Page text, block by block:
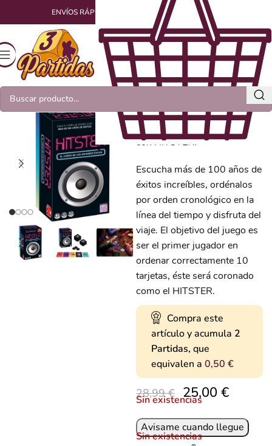
ENVÍOS RÁPIDOS Y EMPAQUETADOS CON AMOR
Hitster
¡Monta una fiesta al instante
con HITSTER!
Escucha más de 100 años de
éxitos increíbles, ordénalos
por orden cronológico en la
línea del tiempo y disfruta del
viaje. El objetivo del juego es
ser el primer jugador en
ordenar correctamente 10
tarjetas, éste será coronado
como el HITSTER.
Compra este
artículo y acumula 2
Partidas, que
equivalen a 0,50 €
28,99€ 25,00 €
Sin existencias
Sin existencias